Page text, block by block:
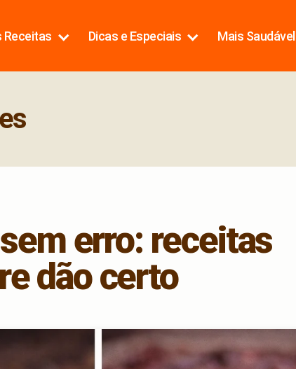
Receitas Dicas e Especiais Mais Saudável
erro: receitas
dão certo